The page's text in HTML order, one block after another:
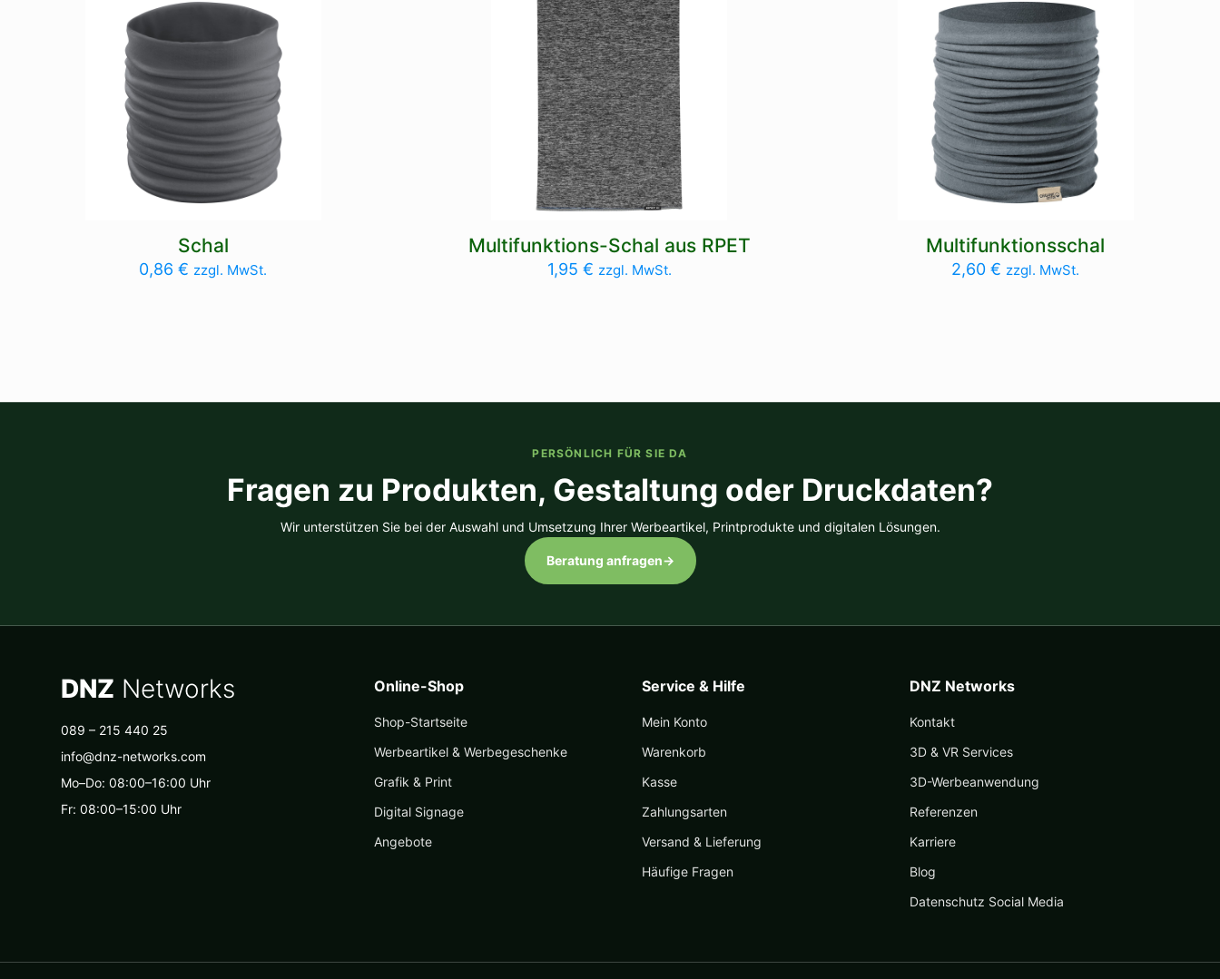
Schal
0,86€ zzgl. MwSt.
Multifunktions-Schal aus RPET
1,95 € zzgl. MwSt.
Multifunktionsschal
2,60€ zzgl. MwSt.
PERSÖNLICH FÜR SIE DA
Fragen zu Produkten, Gestaltung oder Druckdaten?
Wir unterstützen Sie bei der Auswahl und Umsetzung Ihrer Werbeartikel, Printprodukte und digitalen Lösungen.
Beratung anfragen→
DNZ Networks
089 – 215 440 25
info@dnz-networks.com
Mo–Do: 08:00–16:00 Uhr
Fr: 08:00–15:00 Uhr
Online-Shop
Shop-Startseite
Werbeartikel & Werbegeschenke
Grafik & Print
Digital Signage
Angebote
Service & Hilfe
Mein Konto
Warenkorb
Kasse
Zahlungsarten
Versand & Lieferung
Häufige Fragen
DNZ Networks
Kontakt
3D & VR Services
3D-Werbeanwendung
Referenzen
Karriere
Blog
Datenschutz Social Media